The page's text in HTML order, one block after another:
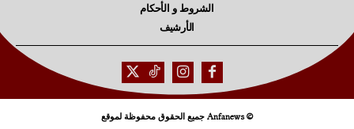
الشروط و الأحكام
الأرشيف
© Anfanews جميع الحقوق محفوظة لموقع